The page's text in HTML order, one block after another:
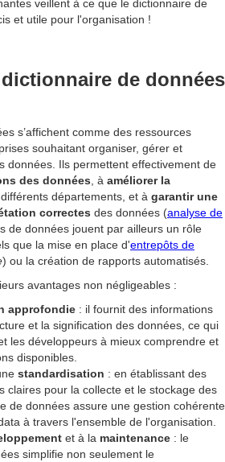
veillent à ce que le dictionnaire de
et utile pour l'organisation !
de données
s’affichent comme des ressources
souhaitant organiser, gérer et
données. Ils permettent effectivement de
des données , à améliorer la
départements, et à garantir une
correctes des données (analyse de
de données jouent par ailleurs un rôle
que la mise en place d'entrepôts de
) ou la création de rapports automatisés.
avantages non négligeables :
approfondie : il fournit des informations
et la signification des données, ce qui
les développeurs à mieux comprendre et
disponibles.
standardisation : en établissant des
claires pour la collecte et le stockage des
de données assure une gestion cohérente
à travers l'ensemble de l'organisation.
et à la maintenance : le
simplifie non seulement le